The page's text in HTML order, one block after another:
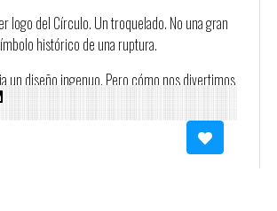
logo del Círculo. Un troquelado. No una gran
histórico de una ruptura.
un diseño ingenuo. Pero cómo nos divertimos
nuestra conversación: “no estamos en lucha
No. Pero tampoco vamos a perder la